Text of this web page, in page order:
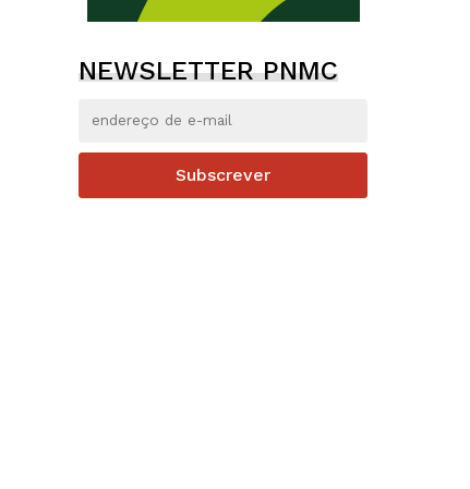
NEWSLETTER PNMC
Subscrever